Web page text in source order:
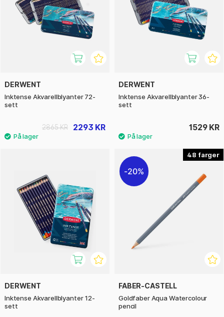
DERWENT
Inktense Akvarellblyanter 72-
sett
2293 KR
2865 KR
DERWENT
Inktense Akvarellblyanter 36-
sett
1529 KR
DERWENT
Inktense Akvarellblyanter 12-
sett
48
20%
FABER-CASTELL
Goldfaber Aqua Watercolour
pencil